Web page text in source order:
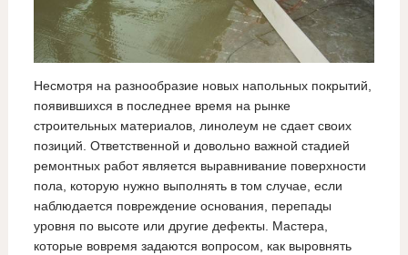
Несмотря на разнообразие новых напольных покрытий,
появившихся в последнее время на рынке
строительных материалов, линолеум не сдает своих
позиций. Ответственной и довольно важной стадией
ремонтных работ является выравнивание поверхности
пола, которую нужно выполнять в том случае, если
наблюдается повреждение основания, перепады
уровня по высоте или другие дефекты. Мастера,
которые вовремя задаются вопросом, как выровнять